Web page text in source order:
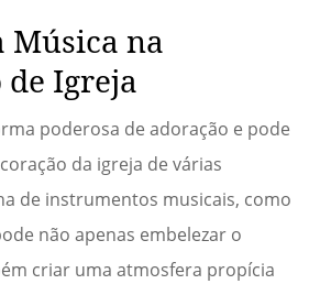
Música na
de Igreja
poderosa de adoração e pode
da igreja de várias
de instrumentos musicais, como
não apenas embelezar o
criar uma atmosfera propícia